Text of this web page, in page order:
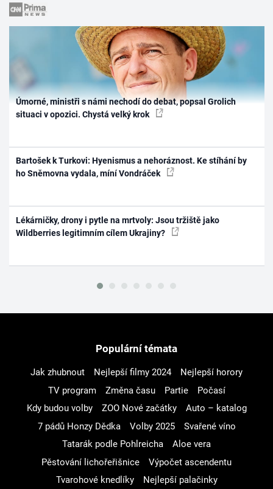
Úmorné, ministři s námi nechodí do debat, popsal Grolich
situaci v opozici. Chystá velký krok
Bartošek k Turkovi: Hyenismus a nehoráznost. Ke stíhání by
ho Sněmovna vydala, míní Vondráček
Lékárničky, drony i pytle na mrtvoly: Jsou tržiště jako
Wildberries legitimním cílem Ukrajiny?
Populární témata
Jak zhubnout Nejlepší filmy 2024
Nejlepší horory
TV program
Změna času Partie
Počasí
Kdy budou volby
ZOO Nové začátky
Auto – katalog
7 pádů Honzy Dědka
Volby 2025
Svařené víno
Tatarák podle Pohlreicha
Aloe vera
Pěstování lichořeřišnice
Výpočet ascendentu
Tvarohové knedlíky
Nejlepší palačinky